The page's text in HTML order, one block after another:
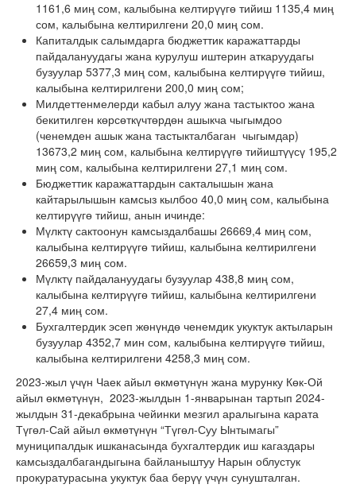
1161,6 миң сом, калыбына келтирүүгө тийиш 1135,4 миң
сом, калыбына келтирилгени 20,0 миң сом.
Капиталдык салымдарга бюджеттик каражаттарды
пайдалануудагы жана курулуш иштерин аткаруудагы
бузуулар 5377,3 миң сом, калыбына келтирүүгө тийиш,
калыбына келтирилгени 200,0 миң сом;
Милдеттенмелерди кабыл алуу жана тастыктоо жана
бекитилген көрсөткүчтөрдөн ашыкча чыгымдоо
(ченемден ашык жана тастыкталбаган чыгымдар)
13673,2 миң сом, калыбына келтирүүгө тийиштүүсү 195,2
миң сом, калыбына келтирилгени 27,1 миң сом.
Бюджеттик каражаттардын сакталышын жана
кайтарылышын камсыз кылбоо 40,0 миң сом, калыбына
келтирүүгө тийиш, анын ичинде:
Мүлктү сактоонун камсыздалбашы 26669,4 миң сом,
калыбына келтирүүгө тийиш, калыбына келтирилгени
26659,3 миң сом.
Мүлктү пайдалануудагы бузуулар 438,8 миң сом,
калыбына келтирүүгө тийиш, калыбына келтирилгени
27,4 миң сом.
Бухгалтердик эсеп жөнүндө ченемдик укуктук актыларын
бузуулар 4352,7 мин сом, калыбына келтирүүгө тийиш,
калыбына келтирилгени 4258,3 миң сом.
2023-жыл үчүн Чаек айыл өкмөтүнүн жана мурунку Көк-Ой
айыл өкмөтүнүн, 2023-жылдын 1-январынан тартып 2024-
жылдын 31-декабрына чейинки мезгил аралыгына карата
Түгөл-Сай айыл өкмөтүнүн “Түгөл-Суу Ынтымагы”
муниципалдык ишканасында бухгалтердик иш кагаздары
камсыздалбагандыгына байланыштуу Нарын облустук
прокуратурасына укуктук баа берүү үчүн сунушталган.